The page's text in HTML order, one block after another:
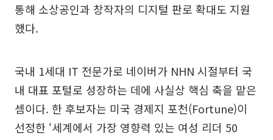
통해 소상공인과 창작자의 디지털 판로 확대도 지원
했다.
국내 1세대 IT 전문가로 네이버가 NHN 시절부터 국
내 대표 포털로 성장하는 데에 사실상 핵심 축을 맡은
셈이다. 한 후보자는 미국 경제지 포천(Fortune)이
선정한 ‘세계에서 가장 영향력 있는 여성 리더 50